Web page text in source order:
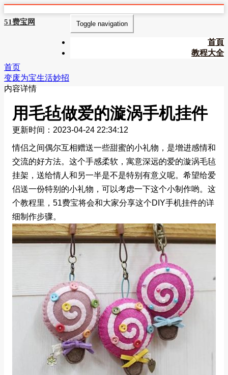
51费宝网 Toggle navigation
首頁
教程大全
首页
变废为宝生活妙招
内容详情
用毛毡做爱的漩涡手机挂件
更新时间：2023-04-24 22:34:12
情侣之间偶尔互相赠送一些甜蜜的小礼物，是增进感情和
交流的好方法。这个手感柔软，寓意深远的爱的漩涡毛毡
挂架，送给情人和另一半是不是特别有意义呢。希望给爱
侣送一份特别的小礼物，可以考虑一下这个小制作哟。这
个教程里，51费宝将会和大家分享这个DIY手机挂件的详
细制作步骤。